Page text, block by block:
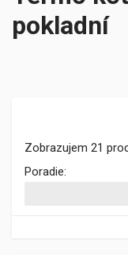
pokladní
Zobrazujem 21
Poradie: